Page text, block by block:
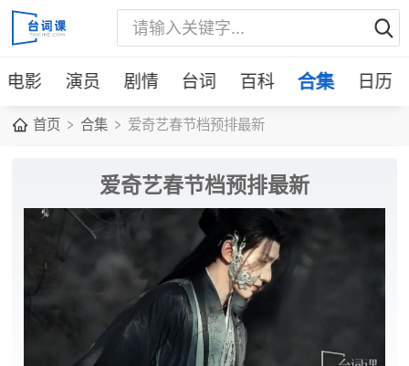
电影 演员 剧情 台词 百科 合集 日历
首页 合集 爱奇艺春节档预排最新
爱奇艺春节档预排最新